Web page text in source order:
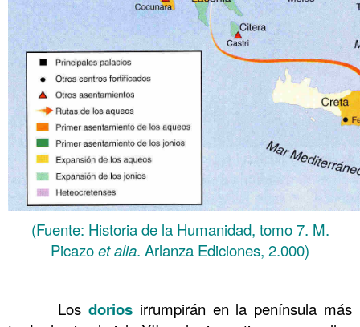
(Fuente: Historia de la Humanidad, tomo 7. M.
Picazoet alia. Arlanza Ediciones, 2.000)
Los dorios irrumpirán en la península más